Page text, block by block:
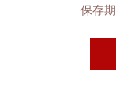
保存